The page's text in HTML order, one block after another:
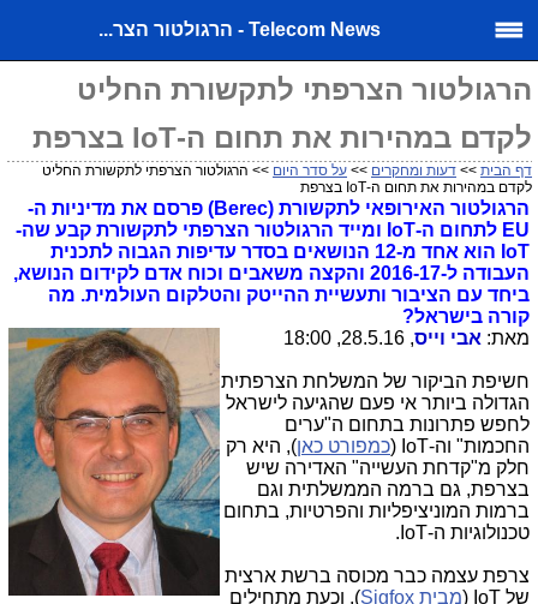
Telecom News - הרגולטור הצר...
הרגולטור הצרפתי לתקשורת החליט
לקדם במהירות את תחום ה-IoT בצרפת
דף הבית >> דעות ומחקרים >> על סדר היום >> הרגולטור הצרפתי לתקשורת החליט
לקדם במהירות את תחום ה-IoT בצרפת
הרגולטור האירופאי לתקשורת (Berec) פרסם את מדיניות ה-
EU לתחום ה-IoT ומייד הרגולטור הצרפתי לתקשורת קבע שה-
IoT הוא אחד מ-12 הנושאים בסדר עדיפות הגבוה לתכנית
העבודה ל-2016-17 והקצה משאבים וכוח אדם לקידום הנושא,
ביחד עם הציבור ותעשיית ההייטק והטלקום העולמית. מה
קורה בישראל?
מאת: אבי וייס, 28.5.16, 18:00
חשיפת הביקור של המשלחת הצרפתית
הגדולה ביותר אי פעם שהגיעה לישראל
לחפש פתרונות בתחום ה"ערים
החכמות" וה-IoT (
כמפורט כאן), היא רק
חלק מ"קדחת העשייה" האדירה שיש
בצרפת, גם ברמה הממשלתית וגם
ברמות המוניציפליות והפרטיות, בתחום
טכנולוגיות ה-IoT.
צרפת עצמה כבר מכוסה ברשת ארצית
של IoT (
מבית Sigfox
), וכעת מתחילים